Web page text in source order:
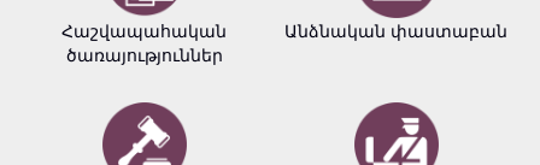
Հաշվապահական
ծառայություններ
Անձնական փաստաբան